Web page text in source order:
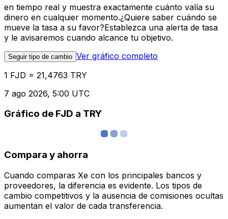
en tiempo real y muestra exactamente cuánto valía su
dinero en cualquier momento.¿Quiere saber cuándo se
mueve la tasa a su favor?Establezca una alerta de tasa
y le avisaremos cuando alcance tu objetivo.
Seguir tipo de cambio Ver gráfico completo
1 FJD = 21,4763 TRY
7 ago 2026, 5:00 UTC
Gráfico de FJD a TRY
Compara y ahorra
Cuando comparas Xe con los principales bancos y
proveedores, la diferencia es evidente. Los tipos de
cambio competitivos y la ausencia de comisiones ocultas
aumentan el valor de cada transferencia.